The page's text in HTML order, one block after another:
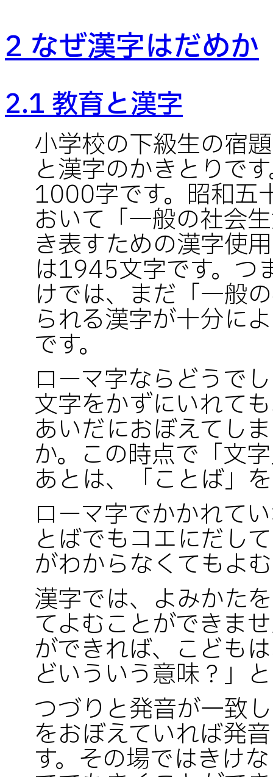
2 なぜ漢字はだめか
2.1 教育と漢字
小学校の下級生の宿
と漢字のかきとりで
1000字です。昭和五
おいて「一般の社会
き表すための漢字使
は1945文字です。つ
けでは、まだ「一般
られる漢字が十分に
です。
ローマ字ならどうで
文字をかずにいれて
あいだにおぼえてし
か。この時点で「文
あとは、「ことば」
ローマ字でかかれて
とばでもコエにだし
がわからなくてもよ
漢字では、よみかた
てよむことができま
ができれば、こども
どいういう意味？」
つづりと発音が一致
をおぼえていれば発
す。その場ではきけ